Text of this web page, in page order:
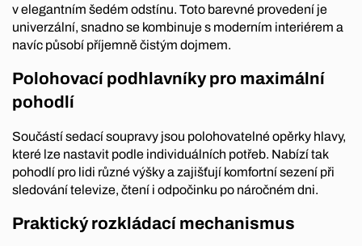
v elegantním šedém odstínu. Toto barevné provedení je
univerzální, snadno se kombinuje s moderním interiérem a
navíc působí příjemně čistým dojmem.
Polohovací podhlavníky pro maximální
pohodlí
Součástí sedací soupravy jsou polohovatelné opěrky hlavy,
které lze nastavit podle individuálních potřeb. Nabízí tak
pohodlí pro lidi různé výšky a zajišťují komfortní sezení při
sledování televize, čtení i odpočinku po náročném dni.
Praktický rozkládací mechanismus